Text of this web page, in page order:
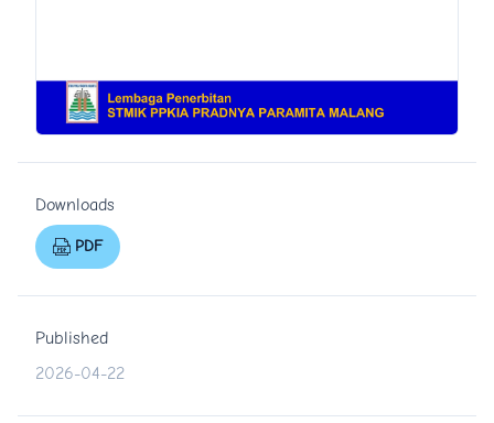
Downloads
PDF
Published
2026-04-22